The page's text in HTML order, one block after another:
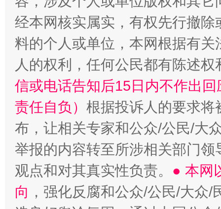
经本网核实属实，有权先行撤
料的个人或单位，本网根据有
人的权利，任何公民都有陈述
信或电话告知后15日内不作出
责任自负） 根据投诉人的要求将
布，让相关专家和公众/公民/大
举报的内容转至所涉相关部门
观点和对其真实性负责。 ● 本网
向 ，强化反腐和公众/公民/大众